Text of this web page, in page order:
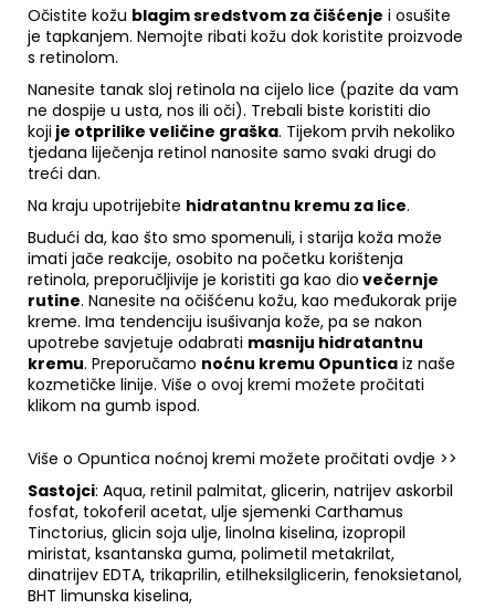
Očistite kožu blagim sredstvom za čišćenje i osušite
je tapkanjem. Nemojte ribati kožu dok koristite proizvode
s retinolom.
Nanesite tanak sloj retinola na cijelo lice (pazite da vam
ne dospije u usta, nos ili oči). Trebali biste koristiti dio
koji je otprilike veličine graška. Tijekom prvih nekoliko
tjedana liječenja retinol nanosite samo svaki drugi do
treći dan.
Na kraju upotrijebite hidratantnu kremu za lice.
Budući da, kao što smo spomenuli, i starija koža može
imati jače reakcije, osobito na početku korištenja
retinola, preporučljivije je koristiti ga kao dio večernje
rutine. Nanesite na očišćenu kožu, kao međukorak prije
kreme. Ima tendenciju isušivanja kože, pa se nakon
upotrebe savjetuje odabrati masniju hidratantnu
kremu. Preporučamo noćnu kremu Opuntica iz naše
kozmetičke linije. Više o ovoj kremi možete pročitati
klikom na gumb ispod.
Više o Opuntica noćnoj kremi možete pročitati ovdje >>
Sastojci: Aqua, retinil palmitat, glicerin, natrijev askorbil
fosfat, tokoferil acetat, ulje sjemenki Carthamus
Tinctorius, glicin soja ulje, linolna kiselina, izopropil
miristat, ksantanska guma, polimetil metakrilat,
dinatrijev EDTA, trikaprilin, etilheksilglicerin, fenoksietanol,
BHT limunska kiselina,